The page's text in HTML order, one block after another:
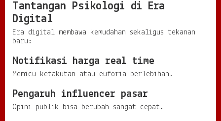
Tantangan Psikologi di Era
Digital
Era digital membawa kemudahan sekaligus tekanan
baru:
Notifikasi harga real time
Memicu ketakutan atau euforia berlebihan.
Pengaruh influencer pasar
Opini publik bisa berubah sangat cepat.